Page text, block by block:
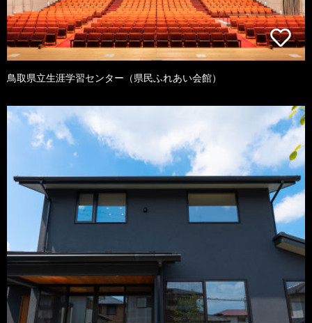
鳥取県立生涯学習センター（県民ふれあい会館）